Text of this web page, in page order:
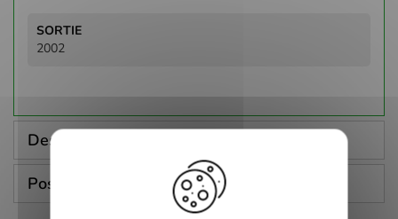
2002
Description
Poser une question